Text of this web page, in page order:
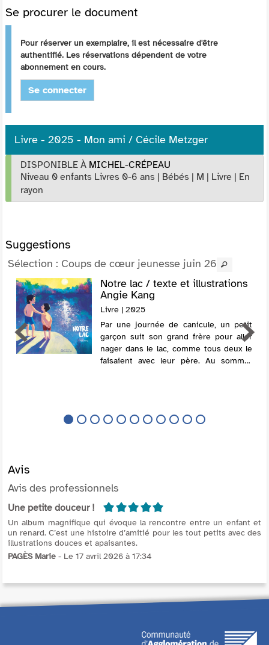
Se procurer le document
Pour réserver un exemplaire, il est nécessaire d'être
authentifié. Les réservations dépendent de votre
abonnement en cours.
Se connecter
Livre - 2025 - Mon ami / Cécile Metzger
DISPONIBLE À MICHEL-CRÉPEAU
Niveau 0 enfants Livres 0-6 ans | Bébés | M | Livre | En
rayon
Suggestions
Sélection : Coups de cœur jeunesse juin 26
Notre lac / texte et illustrations
Angie Kang
Livre | 2025
Par une journée de canicule, un petit
garçon suit son grand frère pour aller
nager dans le lac, comme tous deux le
faisaient avec leur père. Au sommet
Avis
Avis des professionnels
Une petite douceur ! 5/5
Un album magnifique qui évoque la rencontre entre un enfant et
un renard. C’est une histoire d’amitié pour les tout petits avec des
illustrations douces et apaisantes.
PAGÈS Marie - Le 17 avril 2026 à 17:34